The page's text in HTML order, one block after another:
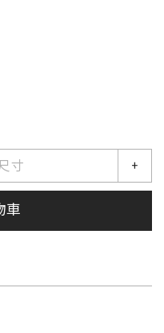
寸 +
車